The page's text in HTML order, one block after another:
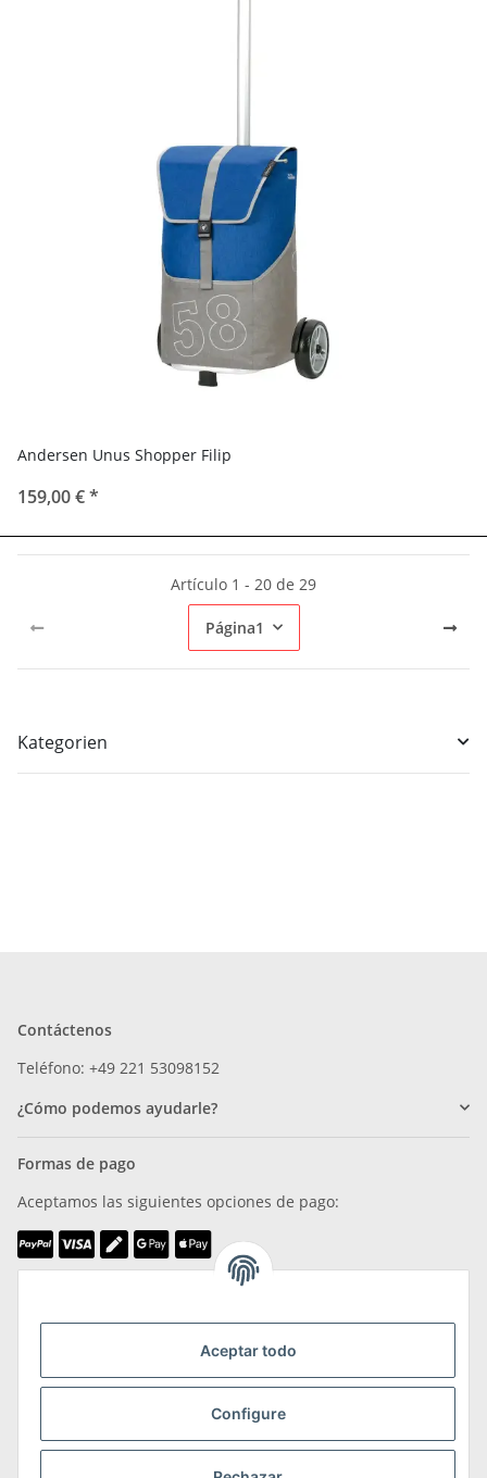
Aceptar todo
Configure
Andersen Unus Shopper Filip
159,00 €*
Artículo 1 - 20 de 29
Página1
Kategorien
Contáctenos
Teléfono: +49 221 53098152
¿Cómo podemos ayudarle?
Formas de pago
Aceptamos las siguientes opciones de pago:
Transporte y devoluciones